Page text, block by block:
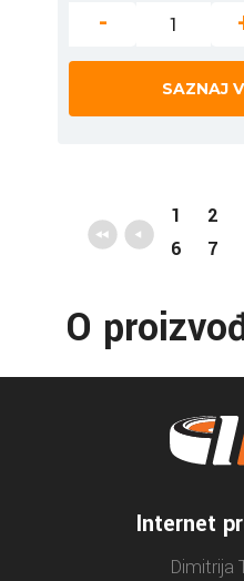
-
SAZNAJ
1 2
6
7
O
Internet
Dimitrija